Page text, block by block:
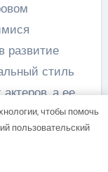
развитие
стиль
а ее
чтобы помочь
пользовательский